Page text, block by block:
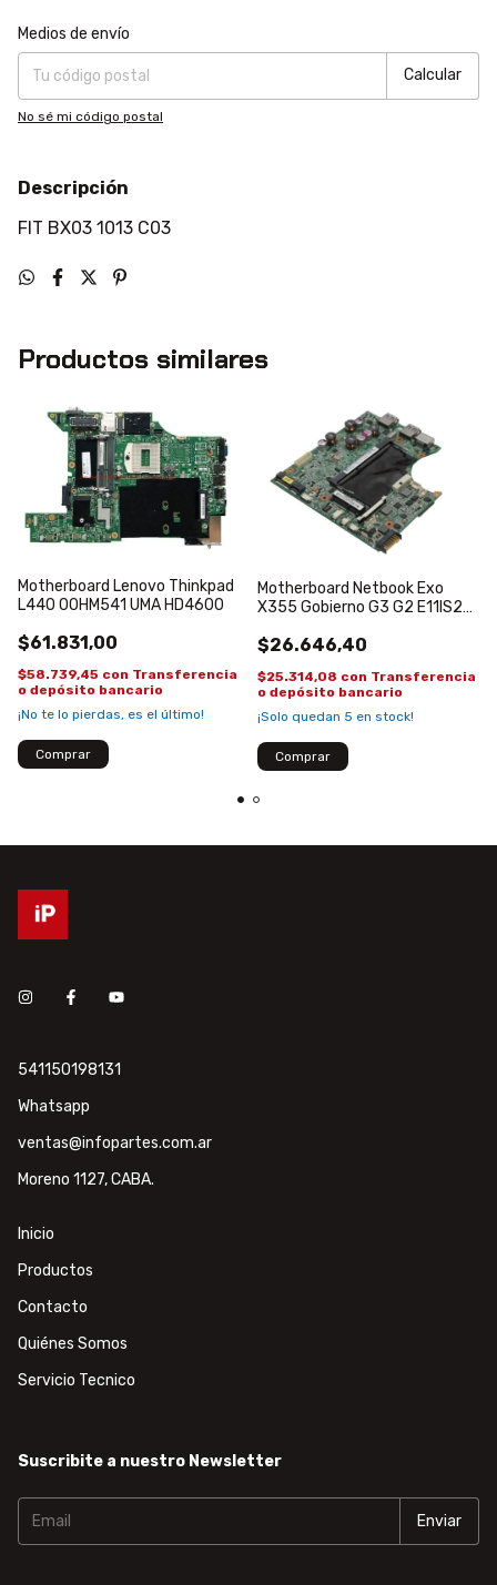
Entregas para el CP:
Medios de envío
Calcular
No sé mi código postal
Descripción
FIT BX03 1013 C03
Productos similares
Motherboard Lenovo Thinkpad
L440 00HM541 UMA HD4600
$61.831,00
$58.739,45 con Transferencia
o depósito bancario
¡No te lo pierdas, es el último!
Motherboard Netbook Exo
X355 Gobierno G3 G2 E11IS2
$26.646,40
$25.314,08 con Transferencia
o depósito bancario
¡Solo quedan 5 en stock!
541150198131
Whatsapp
ventas@infopartes.com.ar
Moreno 1127, CABA.
Inicio
Productos
Contacto
Quiénes Somos
Servicio Tecnico
Suscribite a nuestro Newsletter